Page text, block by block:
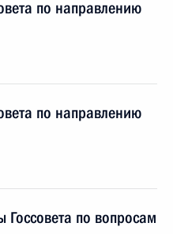
по направлению
по направлению
Госсовета по вопросам